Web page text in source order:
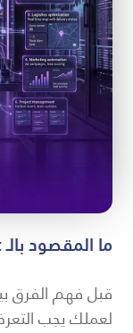
ما المقصود بالـ Chatbot؟